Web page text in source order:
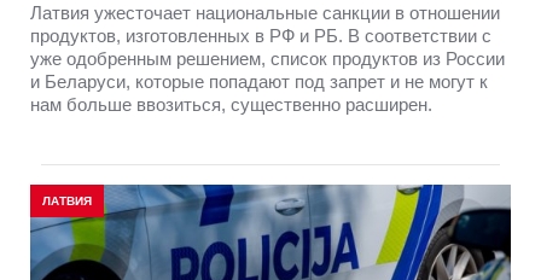
Латвия ужесточает национальные санкции в отношении
продуктов, изготовленных в РФ и РБ. В соответствии с
уже одобренным решением, список продуктов из России
и Беларуси, которые попадают под запрет и не могут к
нам больше ввозиться, существенно расширен.
ЛАТВИЯ